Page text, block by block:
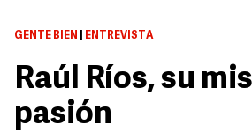
GENTE BIEN ENTREVISTA
Raúl Ríos, su
pasión